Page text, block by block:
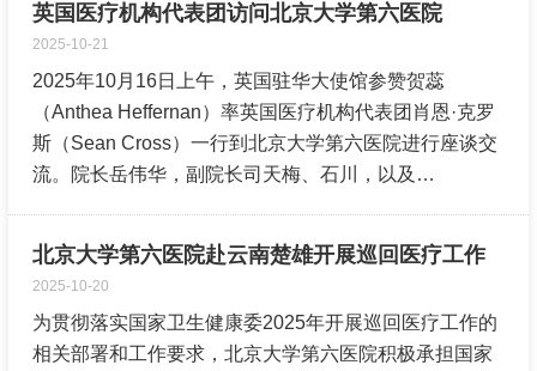
2025-10-21
英国医疗机构代表团访问北京大学第六医院
2025年10月16日上午，英国驻华大使馆参赞贺蕊
（Anthea Heffernan）率英国医疗机构代表团肖恩·克罗
斯（Sean Cross）一行到北京大学第六医院进行座谈交
流。院长岳伟华，副院长司天梅、石川，以及…
2025-10-20
北京大学第六医院赴云南楚雄开展巡回医疗工作
为贯彻落实国家卫生健康委2025年开展巡回医疗工作的
相关部署和工作要求，北京大学第六医院积极承担国家